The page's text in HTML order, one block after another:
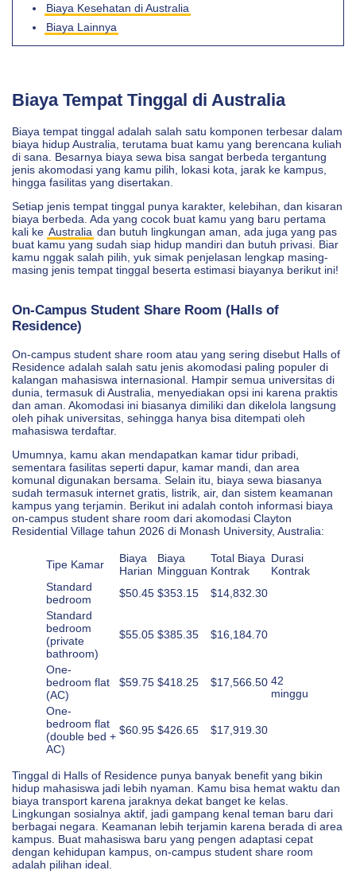
Biaya Kesehatan di Australia
Biaya Lainnya
Biaya Tempat Tinggal di Australia
Biaya tempat tinggal adalah salah satu komponen terbesar dalam
biaya hidup Australia, terutama buat kamu yang berencana kuliah
di sana. Besarnya biaya sewa bisa sangat berbeda tergantung
jenis akomodasi yang kamu pilih, lokasi kota, jarak ke kampus,
hingga fasilitas yang disertakan.
Setiap jenis tempat tinggal punya karakter, kelebihan, dan kisaran
biaya berbeda. Ada yang cocok buat kamu yang baru pertama
kali ke Australia dan butuh lingkungan aman, ada juga yang pas
buat kamu yang sudah siap hidup mandiri dan butuh privasi. Biar
kamu nggak salah pilih, yuk simak penjelasan lengkap masing-
masing jenis tempat tinggal beserta estimasi biayanya berikut ini!
On-Campus Student Share Room (Halls of
Residence)
On-campus student share room atau yang sering disebut Halls of
Residence adalah salah satu jenis akomodasi paling populer di
kalangan mahasiswa internasional. Hampir semua universitas di
dunia, termasuk di Australia, menyediakan opsi ini karena praktis
dan aman. Akomodasi ini biasanya dimiliki dan dikelola langsung
oleh pihak universitas, sehingga hanya bisa ditempati oleh
mahasiswa terdaftar.
Umumnya, kamu akan mendapatkan kamar tidur pribadi,
sementara fasilitas seperti dapur, kamar mandi, dan area
komunal digunakan bersama. Selain itu, biaya sewa biasanya
sudah termasuk internet gratis, listrik, air, dan sistem keamanan
kampus yang terjamin. Berikut ini adalah contoh informasi biaya
on-campus student share room dari akomodasi Clayton
Residential Village tahun 2026 di Monash University, Australia:
Tipe Kamar
Biaya
Harian
Biaya
Mingguan
Total Biaya
Kontrak
Durasi
Kontrak
Standard
bedroom
$50.45 $353.15 $14,832.30
42
minggu
Standard
bedroom
(private
bathroom)
$55.05 $385.35 $16,184.70
One-
bedroom flat
(AC)
$59.75 $418.25 $17,566.50
One-
bedroom flat
(double bed +
AC)
$60.95 $426.65 $17,919.30
Tinggal di Halls of Residence punya banyak benefit yang bikin
hidup mahasiswa jadi lebih nyaman. Kamu bisa hemat waktu dan
biaya transport karena jaraknya dekat banget ke kelas.
Lingkungan sosialnya aktif, jadi gampang kenal teman baru dari
berbagai negara. Keamanan lebih terjamin karena berada di area
kampus. Buat mahasiswa baru yang pengen adaptasi cepat
dengan kehidupan kampus, on-campus student share room
adalah pilihan ideal.